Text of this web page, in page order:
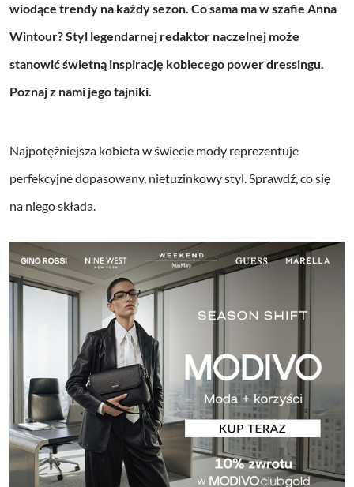
wiodące trendy na każdy sezon. Co sama ma w szafie Anna
Wintour? Styl legendarnej redaktor naczelnej może
stanowić świetną inspirację kobiecego power dressingu.
Poznaj z nami jego tajniki.
Najpotężniejsza kobieta w świecie mody reprezentuje
perfekcyjne dopasowany, nietuzinkowy styl. Sprawdź, co się
na niego składa.